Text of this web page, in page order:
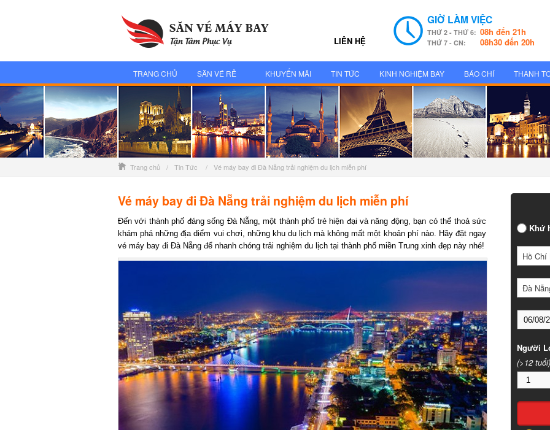
LIÊN HỆ
GIỜ LÀM VIỆC
THỨ 2 - THỨ 6:08h đến 21h
THỨ 7 - CN: 08h30 đến 20h
TRANG CHỦ SĂN VÉ RẺ KHUYẾN MÃI TIN TỨC KINH NGHIỆM BAY BÁO CHÍ THANH
Trang chủ / Tin Tức / Vé máy bay đi Đà Nẵng trải nghiệm du lịch miễn phí
Vé máy bay đi Đà Nẵng trải nghiệm du lịch miễn phí
Đến với thành phố đáng sống Đà Nẵng, một thành phố trẻ hiện đại và năng động, bạn có thể thoả sức
khám phá những địa diểm vui chơi, những khu du lịch mà không mất một khoản phí nào. Hãy đặt ngay
vé máy bay đi Đà Nẵng để nhanh chóng trải nghiệm du lịch tại thành phố miền Trung xinh đẹp này nhé!
Khứ
Hồ Chí
Đà
Người
(>12 tuổi)